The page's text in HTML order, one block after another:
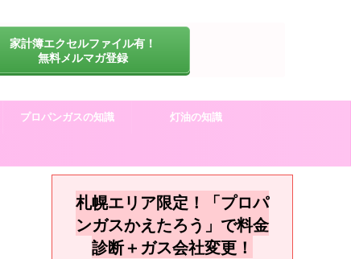
家計簿エクセルファイル有！
無料メルマガ登録
プロパンガスの知識 灯油の知識
札幌エリア限定！「プロパ
ンガスかえたろう」で料金
診断＋ガス会社変更！